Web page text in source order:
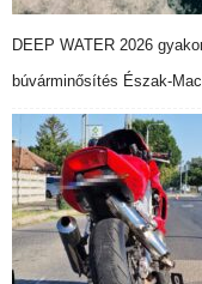
DEEP WATER 2026
búvárminősítés Észak-